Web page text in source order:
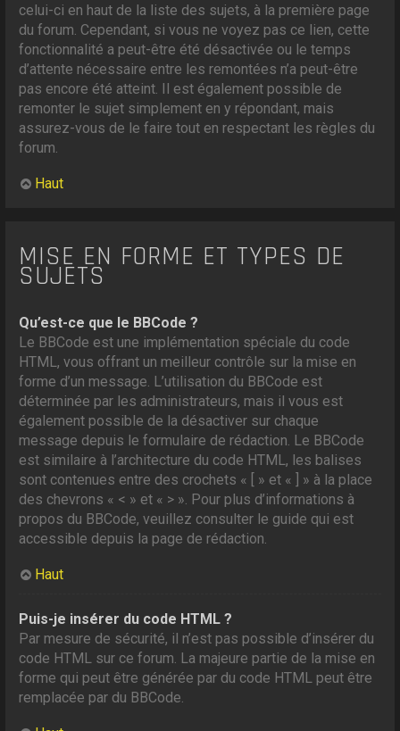
celui-ci en haut de la liste des sujets, à la première page
du forum. Cependant, si vous ne voyez pas ce lien, cette
fonctionnalité a peut-être été désactivée ou le temps
d’attente nécessaire entre les remontées n’a peut-être
pas encore été atteint. Il est également possible de
remonter le sujet simplement en y répondant, mais
assurez-vous de le faire tout en respectant les règles du
forum.
Haut
MISE EN FORME ET TYPES DE
SUJETS
Qu’est-ce que le BBCode ?
Le BBCode est une implémentation spéciale du code
HTML, vous offrant un meilleur contrôle sur la mise en
forme d’un message. L’utilisation du BBCode est
déterminée par les administrateurs, mais il vous est
également possible de la désactiver sur chaque
message depuis le formulaire de rédaction. Le BBCode
est similaire à l’architecture du code HTML, les balises
sont contenues entre des crochets « [ » et « ] » à la place
des chevrons « < » et « > ». Pour plus d’informations à
propos du BBCode, veuillez consulter le guide qui est
accessible depuis la page de rédaction.
Haut
Puis-je insérer du code HTML ?
Par mesure de sécurité, il n’est pas possible d’insérer du
code HTML sur ce forum. La majeure partie de la mise en
forme qui peut être générée par du code HTML peut être
remplacée par du BBCode.